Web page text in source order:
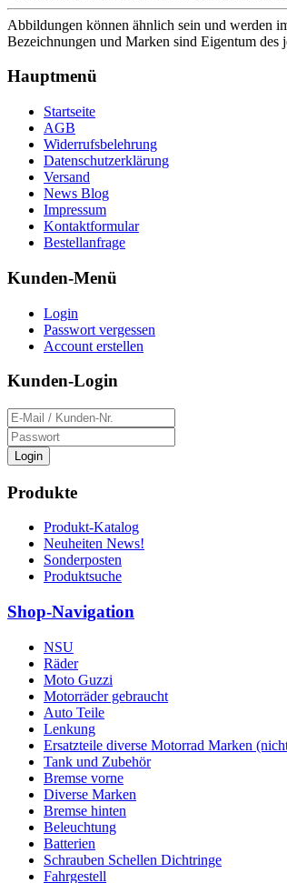
Abbildungen können ähnlich sein und werden
Bezeichnungen und Marken sind Eigentum
Hauptmenü
Startseite
AGB
Widerrufsbelehrung
Datenschutzerklärung
Versand
News Blog
Impressum
Kontaktformular
Bestellanfrage
Kunden-Menü
Login
Passwort vergessen
Account erstellen
Kunden-Login
Login
Produkte
Produkt-Katalog
Neuheiten News!
Sonderposten
Produktsuche
Shop-Navigation
NSU
Räder
Moto Guzzi
Motorräder gebraucht
Auto Teile
Lenkung
Ersatzteile diverse Motorrad Marken
Tank und Zubehör
Bremse vorne
Diverse Marken
Bremse hinten
Beleuchtung
Batterien
Schrauben Schellen Dichtringe
Fahrgestell